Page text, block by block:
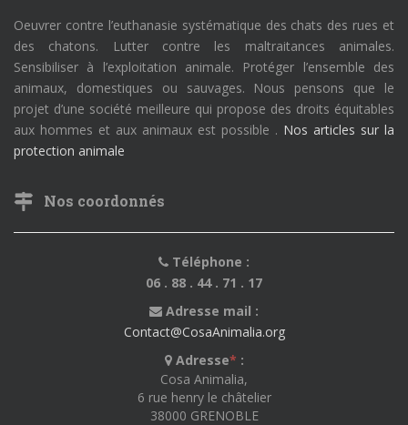
Oeuvrer contre l’euthanasie systématique des chats des rues et
des chatons. Lutter contre les maltraitances animales.
Sensibiliser à l’exploitation animale. Protéger l’ensemble des
animaux, domestiques ou sauvages. Nous pensons que le
projet d’une société meilleure qui propose des droits équitables
aux hommes et aux animaux est possible . Nos articles sur la
protection animale
Nos coordonnés
Téléphone :
06 . 88 . 44 . 71 . 17
Adresse mail :
Contact@CosaAnimalia.org
Adresse* :
Cosa Animalia,
6 rue henry le châtelier
38000 GRENOBLE